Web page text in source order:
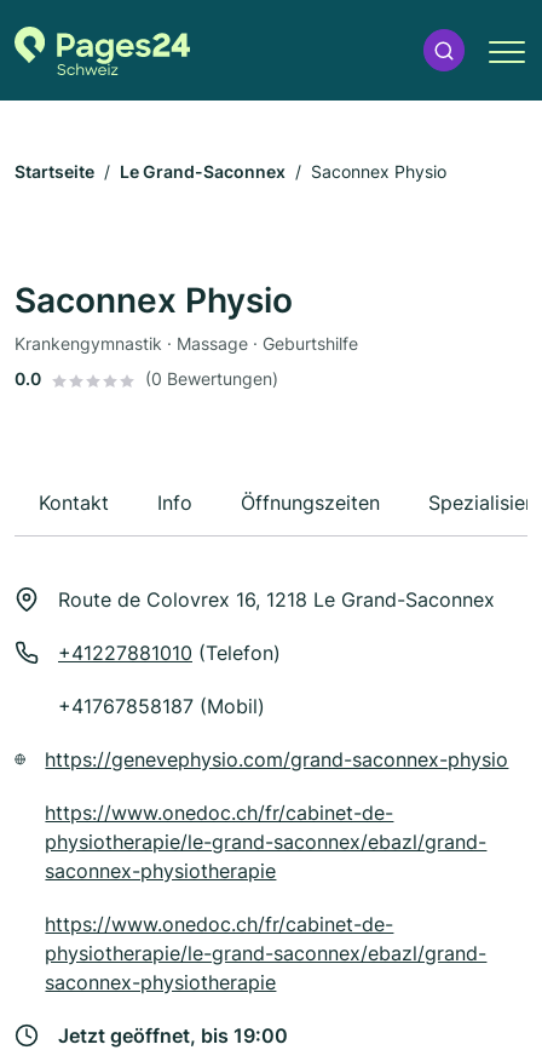
Startseite Le Grand-Saconnex Saconnex Physio
Saconnex Physio
Krankengymnastik · Massage · Geburtshilfe
0.0
(0 Bewertungen)
Kontakt Info Öffnungszeiten
Route de Colovrex 16, 1218 Le Grand-Saconnex
+41227881010 (Telefon)
+41767858187 (Mobil)
https://genevephysio.com/grand-saconnex-physio
https://www.onedoc.ch/fr/cabinet-de-
physiotherapie/le-grand-saconnex/ebazl/grand-
saconnex-physiotherapie
https://www.onedoc.ch/fr/cabinet-de-
physiotherapie/le-grand-saconnex/ebazl/grand-
saconnex-physiotherapie
Jetzt geöffnet, bis 19:00